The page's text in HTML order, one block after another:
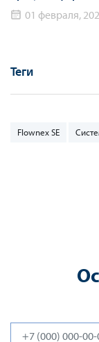
версии Ansys 2022
01 февраля,
Теги
Flownex SE